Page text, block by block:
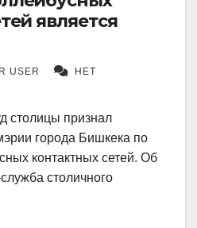
является
USER
НЕТ
столицы признал
города Бишкека по
контактных сетей. Об
столичного